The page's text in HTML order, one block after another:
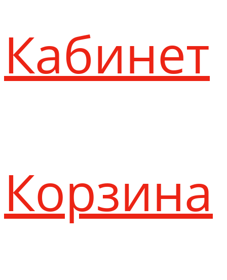
Кабинет
Корзина